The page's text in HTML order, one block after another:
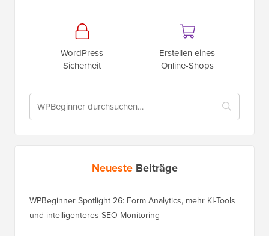
WordPress
Sicherheit
Erstellen eines
Online-Shops
Neueste Beiträge
WPBeginner Spotlight 26: Form Analytics, mehr KI-Tools
und intelligenteres SEO-Monitoring